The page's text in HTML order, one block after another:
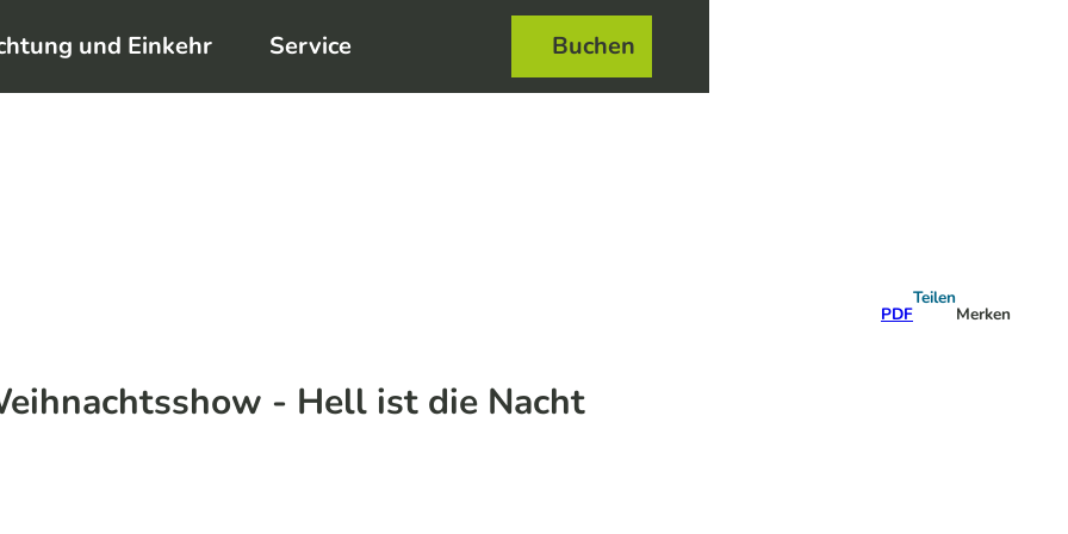
und Einkehr Service Buchen
PDF
Teilen
Merken
- Hell ist die Nacht